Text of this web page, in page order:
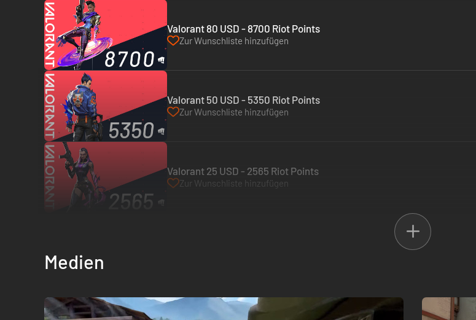
Valorant 80 USD - 8700 Riot Points
Zur Wunschliste hinzufügen
Valorant 50 USD - 5350 Riot Points
Zur Wunschliste hinzufügen
Valorant 25 USD - 2565 Riot Points
Zur Wunschliste hinzufügen
Medien